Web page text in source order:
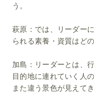
う。
萩原： では、リーダー
られる素養・資質はど
加島： リーダーとは、
目的地に連れていく人
また違う景色が見えて